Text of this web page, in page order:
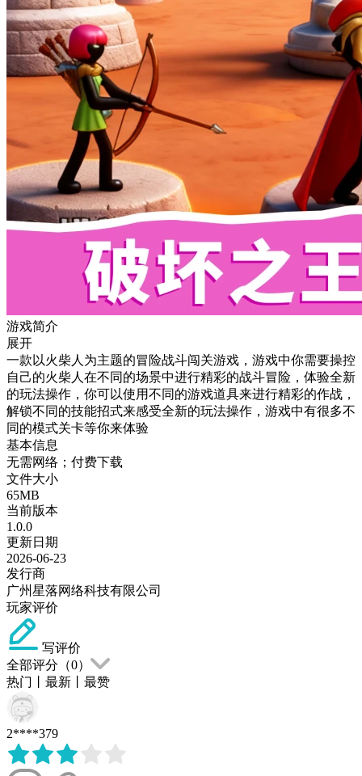
游戏简介
展开
一款以火柴人为主题的冒险战斗闯关游戏，游戏中你需要操控
自己的火柴人在不同的场景中进行精彩的战斗冒险，体验全新
的玩法操作，你可以使用不同的游戏道具来进行精彩的作战，
解锁不同的技能招式来感受全新的玩法操作，游戏中有很多不
同的模式关卡等你来体验
基本信息
无需网络；付费下载
文件大小
65MB
当前版本
1.0.0
更新日期
2026-06-23
发行商
广州星落网络科技有限公司
玩家评价
写评价
全部评分（0）
热门
最新 最赞
2****379